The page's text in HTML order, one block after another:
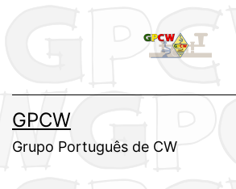
conteúdo
GPCW
Grupo Português de CW